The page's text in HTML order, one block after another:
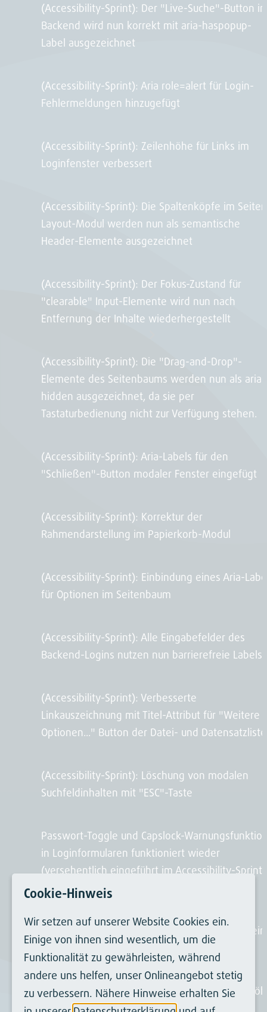
(Accessibility-Sprint): Der "Live-Suche"-Button
Backend wird nun korrekt mit aria-haspopup-
Label ausgezeichnet
(Accessibility-Sprint): Aria role=alert für Login-
Fehlermeldungen hinzugefügt
(Accessibility-Sprint): Zeilenhöhe für Links im
Loginfenster verbessert
(Accessibility-Sprint): Die Spaltenköpfe im
Layout-Modul werden nun als semantische
Header-Elemente ausgezeichnet
(Accessibility-Sprint): Der Fokus-Zustand für
"clearable" Input-Elemente wird nun nach
Entfernung der Inhalte wiederhergestellt
(Accessibility-Sprint): Die "Drag-and-Drop"-
Elemente des Seitenbaums werden nun als aria-
hidden ausgezeichnet, da sie per
Tastaturbedienung nicht zur Verfügung stehen.
(Accessibility-Sprint): Aria-Labels für den
"Schließen"-Button modaler Fenster eingefügt
(Accessibility-Sprint): Korrektur der
Rahmendarstellung im Papierkorb-Modul
(Accessibility-Sprint): Einbindung eines Aria-
für Optionen im Seitenbaum
(Accessibility-Sprint): Alle Eingabefelder des
Backend-Logins nutzen nun barrierefreie Labels
(Accessibility-Sprint): Verbesserte
Linkauszeichnung mit Titel-Attribut für "Weitere
Optionen..." Button der Datei- und Datensatzliste
(Accessibility-Sprint): Löschung von modalen
Suchfeldinhalten mit "ESC"-Taste
Passwort-Toggle und Capslock-
in Loginformularen funktioniert wieder
(versehentlich eingeführt im Accessibility-Sprint,
nicht Teil des vorherigen TYPO3-Releases)
Modals mit "Small" Größe nutzen nun immer
Mindestgröße
Korrektur der "max-height" Berechnung der
von Dropdownbuttons in der Buttonleiste in
Cookie-Hinweis
Wir setzen auf unserer Website Cookies ein.
Einige von ihnen sind wesentlich, um die
Funktionalität zu gewährleisten, während
andere uns helfen, unser Onlineangebot stetig
zu verbessern. Nähere Hinweise erhalten Sie